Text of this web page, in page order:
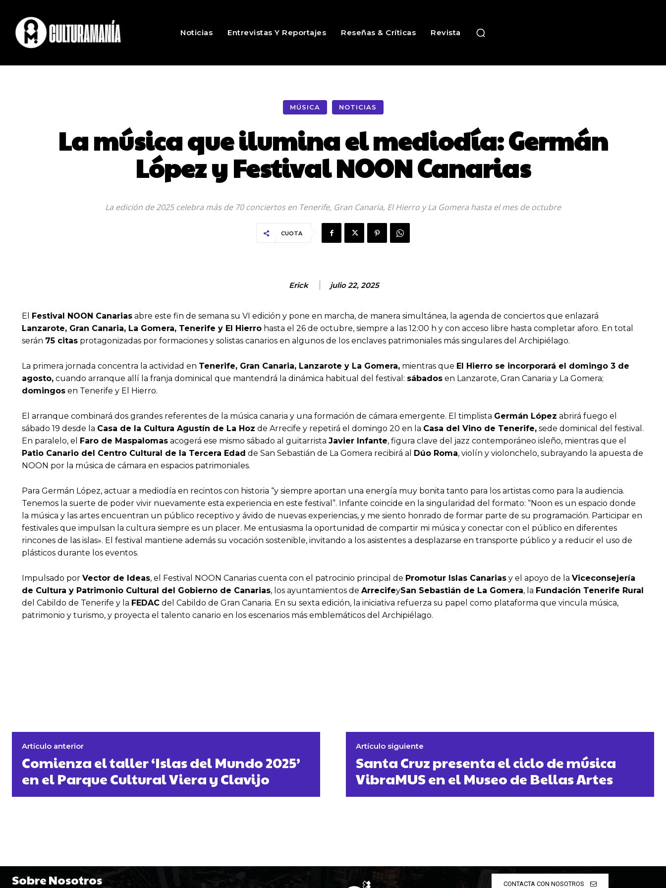
Noticias Entrevistas Y Reportajes Reseñas & Críticas Revista
MÚSICA NOTICIAS
La música que ilumina el mediodía: Germán
López y Festival NOON Canarias
La edición de 2025 celebra más de 70 conciertos en Tenerife, Gran Canaria, El Hierro y La Gomera hasta el mes de octubre
CUOTA
Erick julio 22, 2025
El Festival NOON Canarias abre este fin de semana su VI edición y pone en marcha, de manera simultánea, la agenda de conciertos que enlazará
Lanzarote, Gran Canaria, La Gomera, Tenerife y El Hierro hasta el 26 de octubre, siempre a las 12:00 h y con acceso libre hasta completar aforo. En total
serán 75 citas protagonizadas por formaciones y solistas canarios en algunos de los enclaves patrimoniales más singulares del Archipiélago.
La primera jornada concentra la actividad en Tenerife, Gran Canaria, Lanzarote y La Gomera, mientras que El Hierro se incorporará el domingo 3 de
agosto, cuando arranque allí la franja dominical que mantendrá la dinámica habitual del festival: sábados en Lanzarote, Gran Canaria y La Gomera;
domingos en Tenerife y El Hierro.
El arranque combinará dos grandes referentes de la música canaria y una formación de cámara emergente. El timplista Germán López abrirá fuego el
sábado 19 desde la Casa de la Cultura Agustín de La Hoz de Arrecife y repetirá el domingo 20 en la Casa del Vino de Tenerife, sede dominical del festival.
En paralelo, el Faro de Maspalomas acogerá ese mismo sábado al guitarrista Javier Infante, figura clave del jazz contemporáneo isleño, mientras que el
Patio Canario del Centro Cultural de la Tercera Edad de San Sebastián de La Gomera recibirá al Dúo Roma, violín y violonchelo, subrayando la apuesta de
NOON por la música de cámara en espacios patrimoniales.
Para Germán López, actuar a mediodía en recintos con historia “y siempre aportan una energía muy bonita tanto para los artistas como para la audiencia.
Tenemos la suerte de poder vivir nuevamente esta experiencia en este festival”. Infante coincide en la singularidad del formato: “Noon es un espacio donde
la música y las artes encuentran un público receptivo y ávido de nuevas experiencias, y me siento honrado de formar parte de su programación. Participar en
festivales que impulsan la cultura siempre es un placer. Me entusiasma la oportunidad de compartir mi música y conectar con el público en diferentes
rincones de las islas». El festival mantiene además su vocación sostenible, invitando a los asistentes a desplazarse en transporte público y a reducir el uso de
plásticos durante los eventos.
Impulsado por Vector de Ideas, el Festival NOON Canarias cuenta con el patrocinio principal de Promotur Islas Canarias y el apoyo de la Viceconsejería
de Cultura y Patrimonio Cultural del Gobierno de Canarias, los ayuntamientos de ArrecifeySan Sebastián de La Gomera, la Fundación Tenerife Rural
del Cabildo de Tenerife y la FEDAC del Cabildo de Gran Canaria. En su sexta edición, la iniciativa refuerza su papel como plataforma que vincula música,
patrimonio y turismo, y proyecta el talento canario en los escenarios más emblemáticos del Archipiélago.
Artículo anterior
Comienza el taller ‘Islas del Mundo 2025’
en el Parque Cultural Viera y Clavijo
Artículo siguiente
Santa Cruz presenta el ciclo de música
VibraMUS en el Museo de Bellas Artes
Sobre Nosotros CONTACTA CON NOSOTROS